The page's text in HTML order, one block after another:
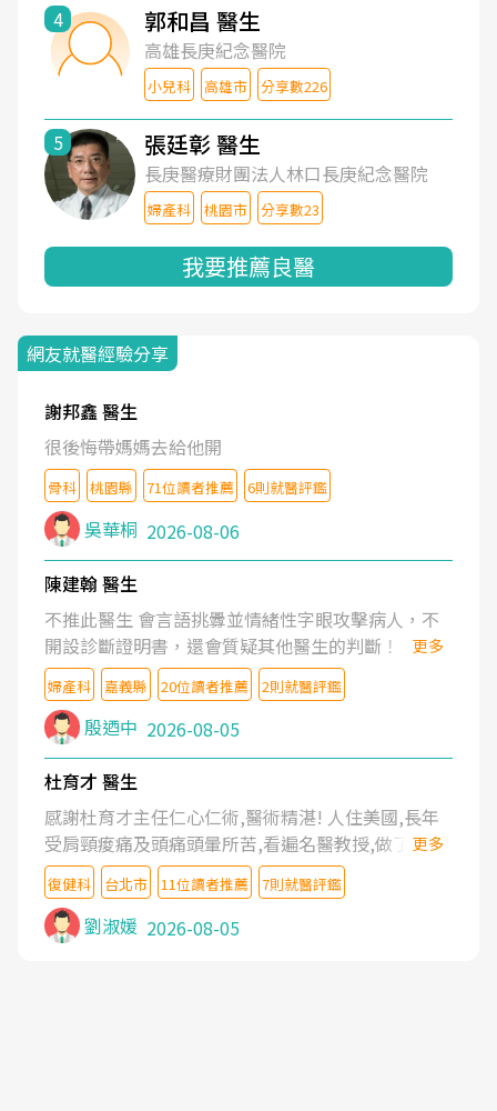
4 郭和昌 醫生
高雄長庚紀念醫院
小兒科 高雄市 分享數226
5 張廷彰 醫生
長庚醫療財團法人林口長庚紀念醫院
婦產科 桃園市 分享數23
我要推薦良醫
網友就醫經驗分享
謝邦鑫 醫生
很後悔帶媽媽去給他開
骨科 桃園縣 71位讀者推薦 6則就醫評鑑
吳華桐 2026-08-06
陳建翰 醫生
不推此醫生 會言語挑釁並情緒性字眼攻擊病人，不
開設診斷證明書，還會質疑其他醫生的判斷！
更多
婦產科 嘉義縣 20位讀者推薦 2則就醫評鑑
殷迺中 2026-08-05
杜育才 醫生
感謝杜育才主任仁心仁術,醫術精湛! 人住美國,長年
受肩頸痠痛及頭痛頭暈所苦,看遍名醫教授,做了各種
檢查,也嘗試過西醫打針,中醫針灸及物理徒手治療都
沒有用,後來連吃到嗎啡類止痛藥都效果有限,只是壓
症狀,沒多久就痛起來,多年失眠嚴重影響生活品質.
台灣親友介紹忠孝醫院杜育才主任是頸頭症候群專
更多
復健科 台北市 11位讀者推薦 7則就醫評鑑
劉淑媛 2026-08-05